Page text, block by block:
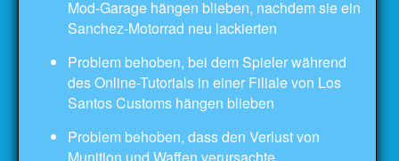
Mod-Garage hängen blieben, nachdem sie ein
Sanchez-Motorrad neu lackierten
Problem behoben, bei dem Spieler während
des Online-Tutorials in einer Filiale von Los
Santos Customs hängen blieben
Problem behoben, dass den Verlust von
Munition und Waffen verursachte